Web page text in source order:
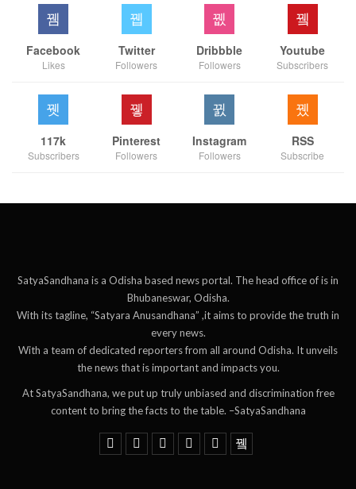
Facebook
Likes
Twitter
Followers
Dribbble
Followers
Youtube
Subscribers
117k
Subscribers
Pinterest
Followers
Instagram
Followers
RSS
Subscribe
SatyaSandhana is a Odisha based news portal. The head office of is in
Bhubaneswar, Odisha.
With its tagline, “Satyara Anusandhana” ,it aims to provide the truth in
every news.
With a team of dedicated reporters from all around Odisha. It unveils
the news that is important and impacts you.
At SatyaSandhana, we put up truly unbiased and discrimination free
content to bring the facts to the table. –SatyaSandhana